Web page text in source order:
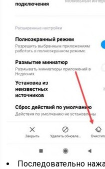
Последовательно